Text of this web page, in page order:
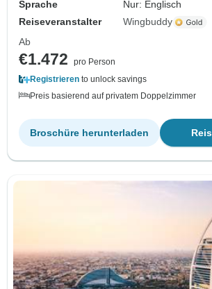
Sprache
Nur: Englisch
Reiseveranstalter
Wingbuddy
Ab
€1.472
pro Person
Registrieren to unlock savings
Preis basierend auf privatem Doppelzimmer
Broschüre herunterladen